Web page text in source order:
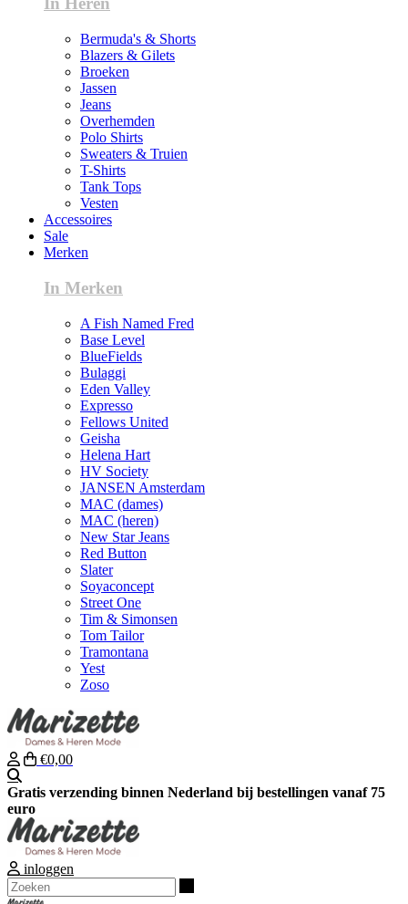
Bermuda's & Shorts
Blazers & Gilets
Broeken
Jassen
Jeans
Overhemden
Polo Shirts
Sweaters & Truien
T-Shirts
Tank Tops
Vesten
Accessoires
Sale
Merken
In Merken
A Fish Named Fred
Base Level
BlueFields
Bulaggi
Eden Valley
Expresso
Fellows United
Geisha
Helena Hart
HV Society
JANSEN Amsterdam
MAC (dames)
MAC (heren)
New Star Jeans
Red Button
Slater
Soyaconcept
Street One
Tim & Simonsen
Tom Tailor
Tramontana
Yest
Zoso
€0,00
Gratis verzending binnen Nederland bij bestellingen vanaf 75
euro
inloggen